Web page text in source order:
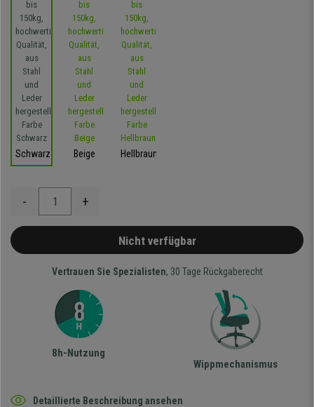
Schwarz Beige Hellbraun
- +
Nicht verfügbar
Vertrauen Sie Spezialisten, 30 Tage Rückgaberecht
8h-Nutzung
Wippmechanismus
Detaillierte Beschreibung ansehen